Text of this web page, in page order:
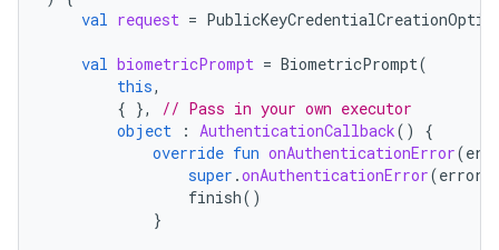
val request =
val biometricPrompt = BiometricPrompt(
this,
{ },
// Pass in your own executor
object
: AuthenticationCallback()
{
override fun onAuthenticationError(
super .onAuthenticationError(
finish()
}